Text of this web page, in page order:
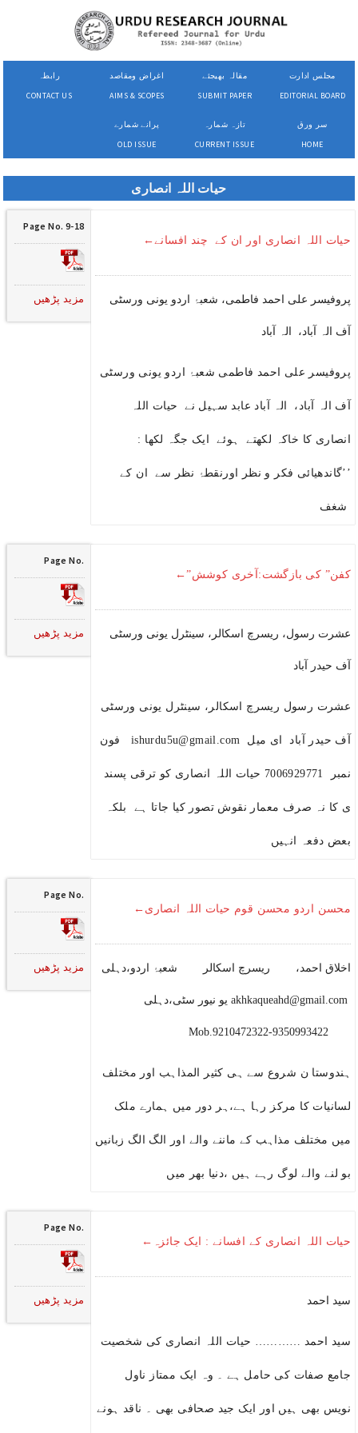
رابطہ
CONTACT US
اغراض ومقاصد
AIMS & SCOPES
مقالہ بھیجئے
SUBMIT PAPER
مجلس ادارت
EDITORIAL BOARD
پرانے شمارے
OLD ISSUE
تازہ شمارہ
CURRENT ISSUE
سر ورق
HOME
حیات اللہ انصاری
حیات اللہ انصاری اور ان کے چند افسانے←
پروفیسر علی احمد فاطمی، شعبۂ اردو یونی ورسٹی
آف الہ آباد، الہ آباد
پروفیسر علی احمد فاطمی شعبۂ اردو یونی ورسٹی
آف الہ آباد، الہ آباد عابد سہیل نے حیات اللہ
انصاری کا خاکہ لکھتے ہوئے ایک جگہ لکھا :
’’گاندھیائی فکر و نظر اورنقطۂ نظر سے ان کے
شغف
Page No. 9-18
مزید پڑھیں
کفن” کی بازگشت:آخری کوشش”←
عشرت رسول، ریسرچ اسکالر، سینٹرل یونی ورسٹی
آف حیدر آباد
عشرت رسول ریسرچ اسکالر، سینٹرل یونی ورسٹی
آف حیدر آباد ای میل ishurdu5u@gmail.com فون
نمبر 7006929771 حیات اللہ انصاری کو ترقی پسند
ی کا نہ صرف معمار نقوش تصور کیا جاتا ہے بلکہ
بعض دفعہ انہیں
Page No.
مزید پڑھیں
محسن اردو محسن قوم حیات اللہ انصاری←
یو نیور سٹی،دہلی akhkaqueahd@gmail.com
Mob.9210472322-9350993422
ہندوستا ن شروع سے ہی کثیر المذاہب اور مختلف
لسانیات کا مرکز رہا ہے،ہر دور میں ہمارے ملک
میں مختلف مذاہب کے ماننے والے اور الگ الگ زبانیں
بو لنے والے لوگ رہے ہیں ،دنیا بھر میں
Page No.
مزید پڑھیں
حیات اللہ انصاری کے افسانے : ایک جائزہ←
سید احمد
سید احمد ………… حیات اللہ انصاری کی شخصیت
جامع صفات کی حامل ہے ۔ وہ ایک ممتاز ناول
نویس بھی ہیں اور ایک جید صحافی بھی ۔ ناقد ہونے
Page No.
مزید پڑھیں